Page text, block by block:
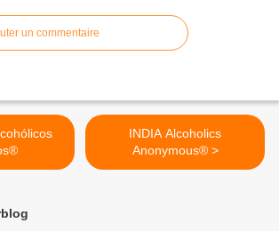
un commentaire
INDIA Alcoholics
Anonymous® >